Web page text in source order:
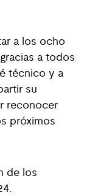
a los ocho
a todos
técnico y a
su
reconocer
próximos
de los